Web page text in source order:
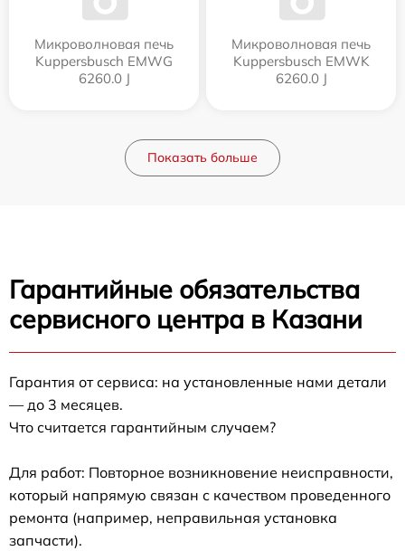
Микроволновая печь
Kuppersbusch EMWG
6260.0 J
Микроволновая печь
Kuppersbusch EMWK
6260.0 J
Показать больше
Гарантийные обязательства
сервисного центра в Казани
Гарантия от сервиса: на установленные нами детали
— до 3 месяцев.
Что считается гарантийным случаем?
Для работ: Повторное возникновение неисправности,
который напрямую связан с качеством проведенного
ремонта (например, неправильная установка
запчасти).